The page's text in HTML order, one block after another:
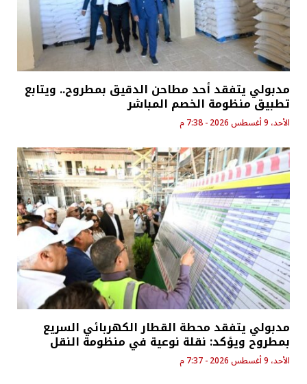
مدبولي يتفقد أحد مطاحن الدقيق بمطروح.. ويتابع
تطبيق منظومة الخصم المباشر
الأحد، 9 أغسطس 2026 - 7:38 م
مدبولي يتفقد محطة القطار الكهربائي السريع
بمطروح ويؤكد: نقلة نوعية في منظومة النقل
الأحد، 9 أغسطس 2026 - 7:37 م